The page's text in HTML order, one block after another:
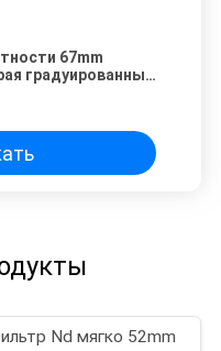
67mm
градуированный
Nd мягко 52mm